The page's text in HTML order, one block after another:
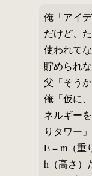
俺「アイ
だけど、
使われて
貯められ
父「そうか
俺「仮に
ネルギー
りタワー
E = m（重
h（高さ）